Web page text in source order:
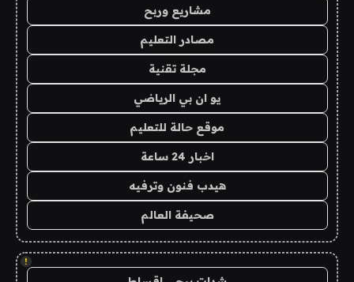
مشاريع وربح
مصادر التعليم
مجلة تقنية
يو ان بي الرياضي
موقع حالة للتعليم
اخبار 24 ساعة
هيدب فنون وترفيه
صحيفة العالم
!